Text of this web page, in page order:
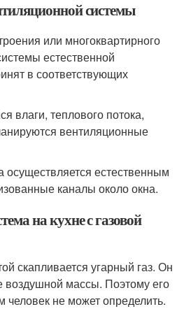
системы
или многоквартирного
естественной
в соответствующих
влаги, теплового потока,
вентиляционные
осуществляется естественным
каналы около окна.
на кухне с газовой
скапливается угарный газ. Он
воздушной массы. Поэтому его
человек не может определить.